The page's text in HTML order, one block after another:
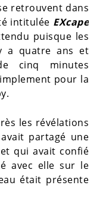
retrouvent dans
intitulée EXcape
puisque les
a quatre ans et
cinq minutes
pour la
les révélations
partagé une
qui avait confié
avec elle sur le
était présente